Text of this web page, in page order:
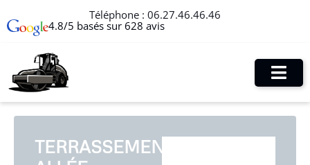
Téléphone : 06.27.46.46.46
4.8/5 basés sur 628 avis
TERRASSEMENT